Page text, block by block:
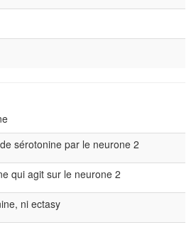
sérotonine par le neurone 2
qui agit sur le neurone 2
ni ectasy